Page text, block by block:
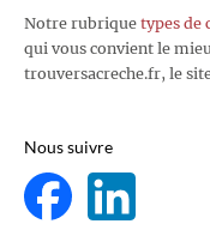
Notre rubrique types de
qui vous convient le
trouversacreche.fr, le
Nous suivre